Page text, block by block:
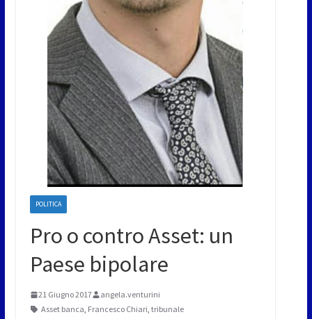
POLITICA
Pro o contro Asset: un
Paese bipolare
21 Giugno 2017
angela.venturini
Asset banca, Francesco Chiari, tribunale